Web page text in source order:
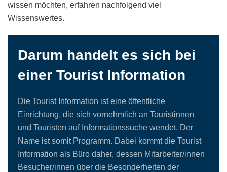
wissen möchten, erfahren nachfolgend viel
Wissenswertes.
Darum handelt es sich bei
einer Tourist Information
Die Tourist Information ist eine öffentliche
Einrichtung, die sich vornehmlich an Touristinnen
und Touristen auf Informationssuche wendet. Der
Name ist somit Programm. Dabei kommt die Tourist
Information als Büro daher, dessen Mitarbeiter/innen
Besucher/innen über die Besonderheiten der